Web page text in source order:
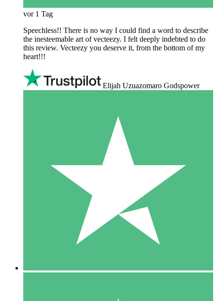
vor 1 Tag
Speechless!! There is no way I could find a word to describe
the inesteemable art of vecteezy. I felt deeply indebted to do
this review. Vecteezy you deserve it, from the bottom of my
heart!!!
Elijah Uzuazomaro Godspower